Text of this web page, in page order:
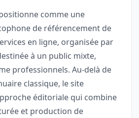
comme une
de référencement de
en ligne, organisée par
à un public mixte,
professionnels. Au-delà de
classique, le site
éditoriale qui combine
et production de